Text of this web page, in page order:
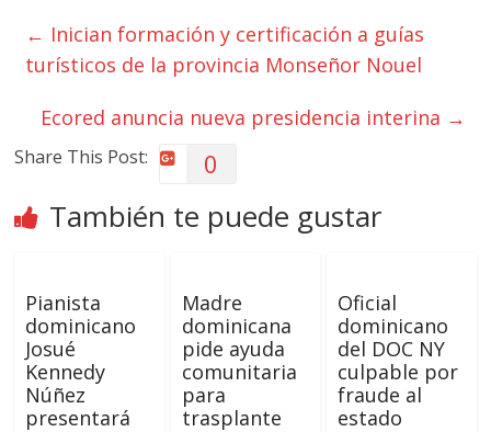
← Inician formación y certificación a guías
turísticos de la provincia Monseñor Nouel
Ecored anuncia nueva presidencia interina →
Share This Post: 0
También te puede gustar
Pianista
dominicano
Josué
Kennedy
Núñez
presentará
Madre
dominicana
pide ayuda
comunitaria
para
trasplante
Oficial
dominicano
del DOC NY
culpable por
fraude al
estado